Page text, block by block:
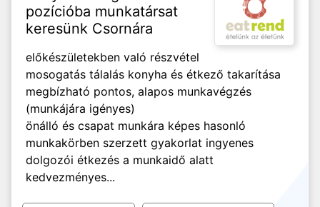
pozícióba munkatársat
keresünk Csornára
előkészületekben való részvétel
mosogatás tálalás konyha és étkező takarítása
megbízható pontos, alapos munkavégzés
(munkájára igényes)
önálló és csapat munkára képes hasonló
munkakörben szerzett gyakorlat ingyenes
dolgozói étkezés a munkaidő alatt
kedvezményes...